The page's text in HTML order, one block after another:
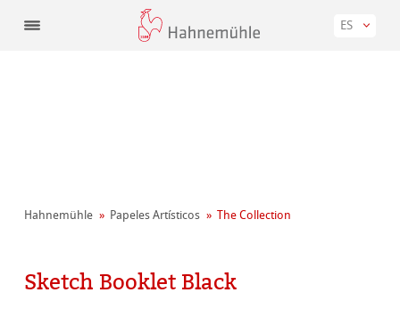
ES
Hahnemühle Papeles Artísticos The Collection
Sketch Booklet Black